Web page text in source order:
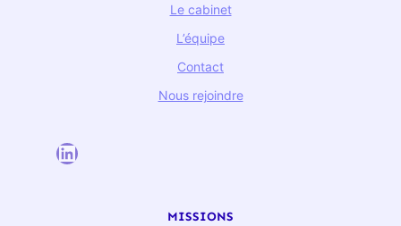
Le cabinet
L’équipe
Contact
Nous rejoindre
LinkedIn
MISSIONS